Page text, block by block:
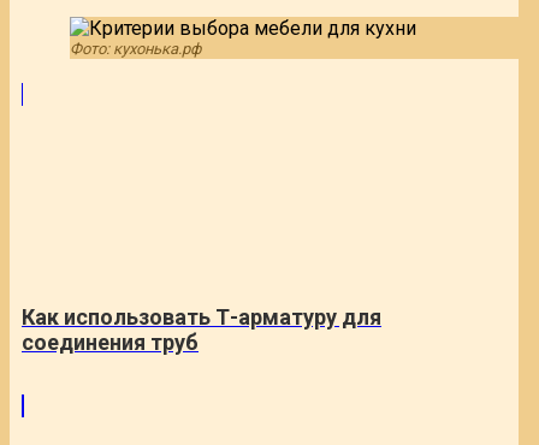
Фото: кухонька.рф
Как использовать Т-арматуру для
соединения труб